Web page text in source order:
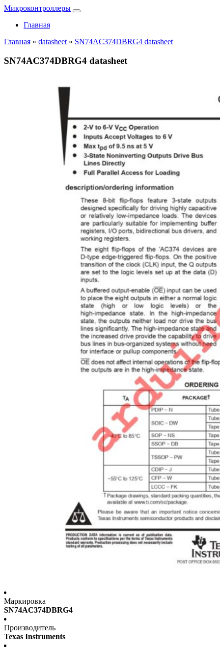
Микроконтроллеры
Главная
Главная » datasheet » SN74AC374DBRG4 datasheet
SN74AC374DBRG4 datasheet
Маркировка
SN74AC374DBRG4
Производитель
Texas Instruments